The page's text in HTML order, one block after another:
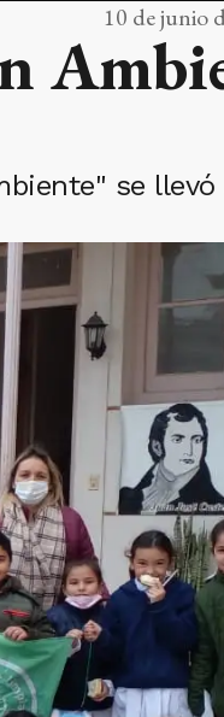
10 de junio
se llevó